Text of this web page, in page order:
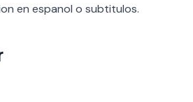
en espanol o subtitulos.